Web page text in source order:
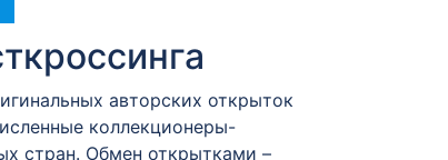
авторских открыток
коллекционеры-
стран. Обмен открытками –